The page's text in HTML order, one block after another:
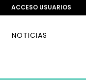
ACCESO USUARIOS
NOTICIAS